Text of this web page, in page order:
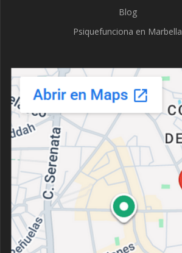
Blog
Psiquefunciona en Marbella